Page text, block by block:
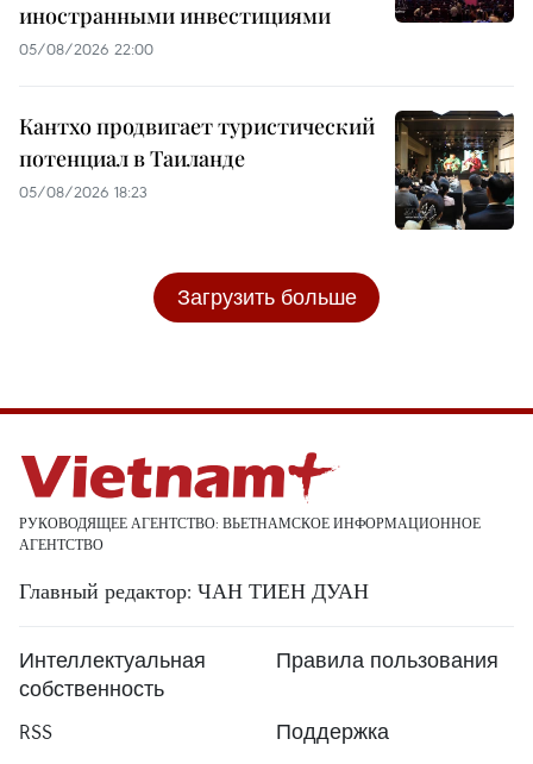
иностранными инвестициями
05/08/2026 22:00
Кантхо продвигает туристический
потенциал в Таиланде
05/08/2026 18:23
Загрузить больше
РУКОВОДЯЩЕЕ АГЕНТСТВО: ВЬЕТНАМСКОЕ ИНФОРМАЦИОННОЕ
АГЕНТСТВО
Главный редактор: ЧАН ТИЕН ДУАН
Интеллектуальная
собственность
Правила пользования
RSS
Поддержка